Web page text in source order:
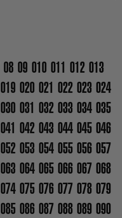
08 09 010 011 012 013
019 020 021 022 023 024
030 031 032 033 034 035
041 042 043 044 045 046
052 053 054 055 056 057
063 064 065 066 067 068
074 075 076 077 078 079
085 086 087 088 089 090